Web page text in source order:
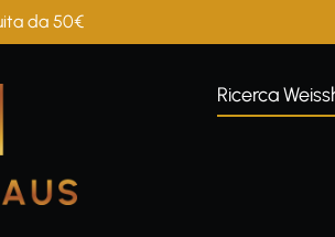
da 50€